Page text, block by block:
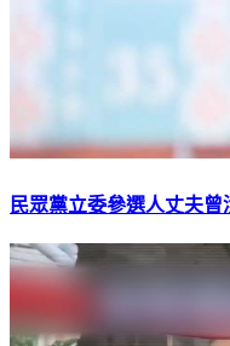
民眾黨立委參選人丈夫